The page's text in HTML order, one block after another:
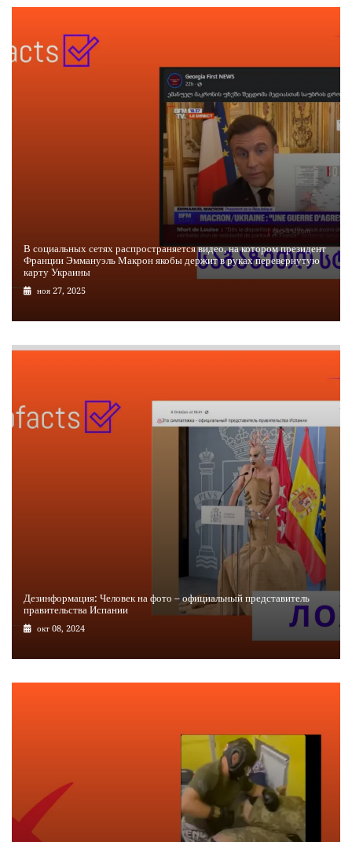
В социальных сетях распространяется видео, на котором президент
Франции Эммануэль Макрон якобы держит в руках перевернутую
карту Украины
ноя 27, 2025
Дезинформация: Человек на фото – официальный представитель
правительства Испании
окт 08, 2024